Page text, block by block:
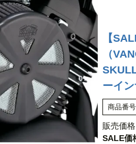
【
（
ーイ
商品番号
販売価格
SALE価